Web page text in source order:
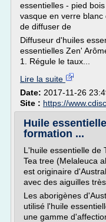
essentielles - pied
vasque en verre
de diffuser de
Diffuseur d'huiles
essentielles Zen'
1. Régule le taux...
Lire la suite
Date: 2017-11-26
Site : https://
Huile
formation ...
L'huile essentielle de
Tea tree (Melaleuca
est originaire
avec des aiguilles
Les aborigènes
utilisé l'huile
une gamme